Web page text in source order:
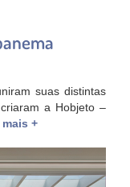
suas distintas
a Hobjeto –
mais +